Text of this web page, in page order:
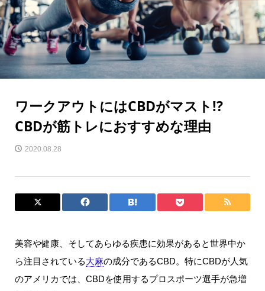
ワークアウトにはCBDがマスト!?
CBDが筋トレにおすすめな理由
2020.08.28
美容や健康、そしてあらゆる疾患に効果があると世界中か
ら注目されている大麻の成分であるCBD。特にCBDが人気
のアメリカでは、CBDを使用するプロスポーツ選手が急増